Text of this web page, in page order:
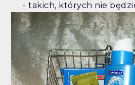
- takich, których nie